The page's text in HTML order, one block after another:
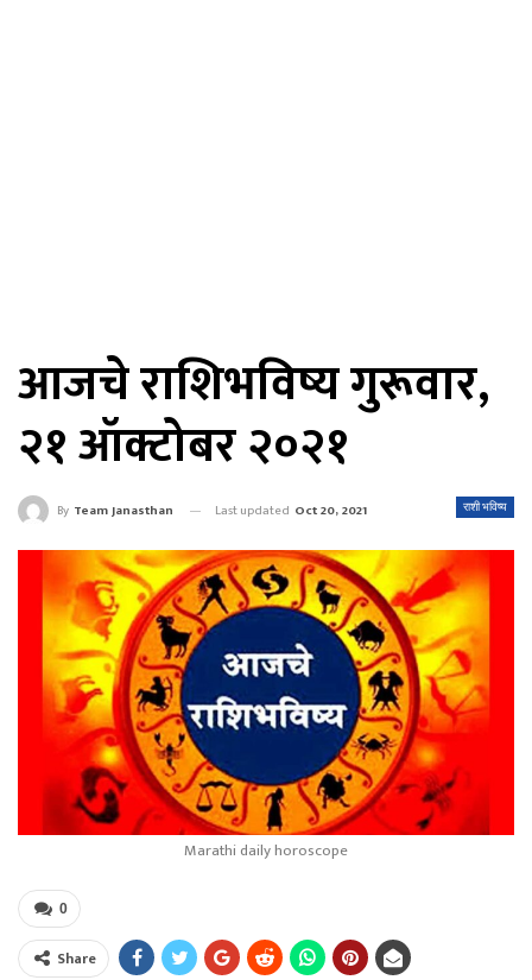
आजचे राशिभविष्य गुरूवार,
२१ ऑक्टोबर २०२१
राशी भविष्य
By Team Janasthan Last updated Oct 20, 2021
Marathi daily horoscope
0
Share